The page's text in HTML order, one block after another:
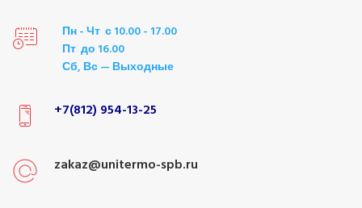
Пн - Чт с 10.00 - 17.00
Пт до 16.00
Сб, Вс — Выходные
+7(812) 954-13-25
zakaz@unitermo-spb.ru